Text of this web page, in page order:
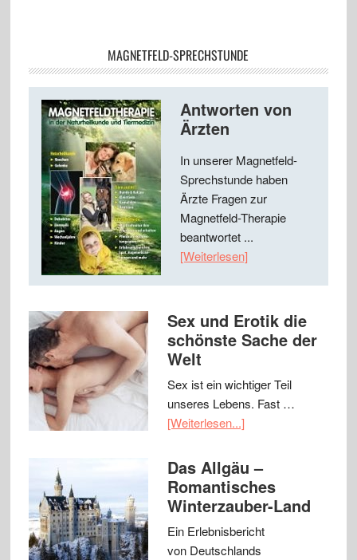
MAGNETFELD-SPRECHSTUNDE
Antworten von
Ärzten
In unserer Magnetfeld-
Sprechstunde haben
Ärzte Fragen zur
Magnetfeld-Therapie
beantwortet ...
[Weiterlesen]
Sex und Erotik die
schönste Sache der
Welt
Sex ist ein wichtiger Teil
unseres Lebens. Fast …
[Weiterlesen...]
Das Allgäu –
Romantisches
Winterzauber-Land
Ein Erlebnisbericht
von Deutschlands